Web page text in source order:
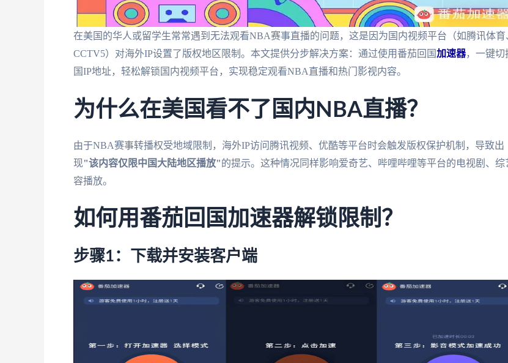
在美国的华人或留学生常常遇到无法观看NBA赛事直播的问题，这是因为国内视频平台（如腾讯体育
CCTV5）对海外IP设置了版权地区限制。本文提供分步解决方案：通过使用番茄回国加速器，一键切
国IP地址，轻松解锁国内视频平台，实现稳定观看NBA直播和热门影视内容。
为什么在美国看不了国内NBA直播？
由于NBA赛事转播权受地域限制，海外IP访问腾讯视频、优酷等平台时会触发版权保护机制，导致出
现"该内容仅限中国大陆地区播放"的提示。这种情况同样影响爱奇艺、哔哩哔哩等平台的电视剧、综
容播放。
如何用番茄回国加速器解锁限制？
步骤1：下载并安装客户端